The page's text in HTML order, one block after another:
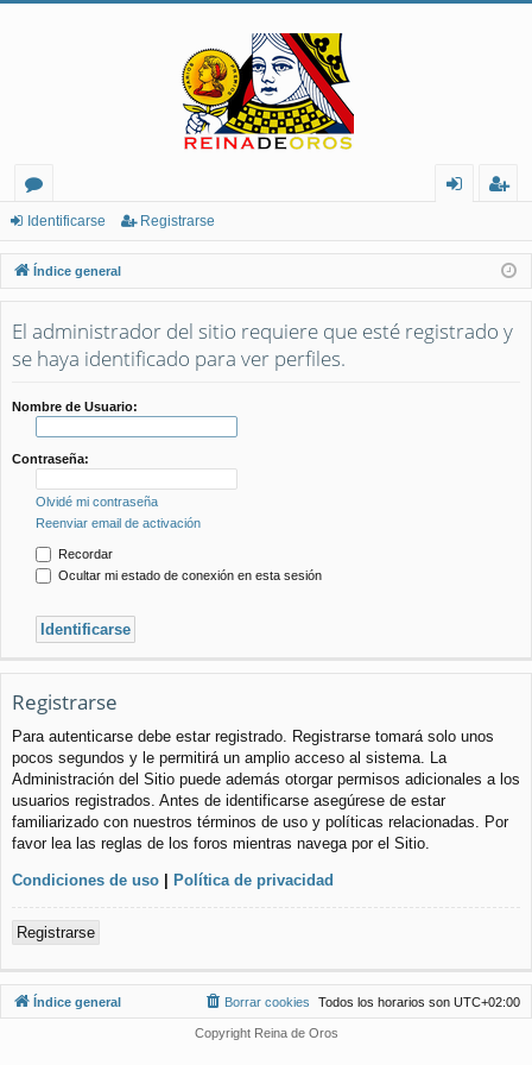
or
os
nt
ifi
ca
ist
ra
rs
Identificarse Registrarse
Índice general
El administrador del sitio requiere que esté registrado y
se haya identificado para ver perfiles.
Nombre de Usuario:
Contraseña:
Olvidé mi contraseña
Reenviar email de activación
Recordar
Ocultar mi estado de conexión en esta sesión
Registrarse
Para autenticarse debe estar registrado. Registrarse tomará solo unos
pocos segundos y le permitirá un amplio acceso al sistema. La
Administración del Sitio puede además otorgar permisos adicionales a los
usuarios registrados. Antes de identificarse asegúrese de estar
familiarizado con nuestros términos de uso y políticas relacionadas. Por
favor lea las reglas de los foros mientras navega por el Sitio.
Condiciones de uso | Política de privacidad
Registrarse
Índice general Todos los horarios son UTC+02:00
Borrar cookies
Copyright Reina de Oros